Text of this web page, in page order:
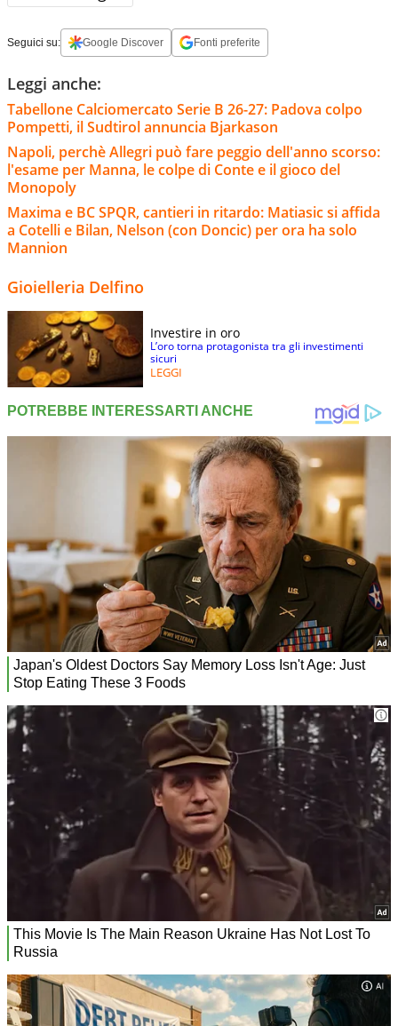
Seguici su: Google Discover Fonti preferite
Leggi anche:
Tabellone Calciomercato Serie B 26-27: Padova colpo
Pompetti, il Sudtirol annuncia Bjarkason
Napoli, perchè Allegri può fare peggio dell'anno scorso:
l'esame per Manna, le colpe di Conte e il gioco del
Monopoly
Maxima e BC SPQR, cantieri in ritardo: Matiasic si affida
a Cotelli e Bilan, Nelson (con Doncic) per ora ha solo
Mannion
Gioielleria Delfino
Investire in oro
L’oro torna protagonista tra gli investimenti
sicuri
LEGGI